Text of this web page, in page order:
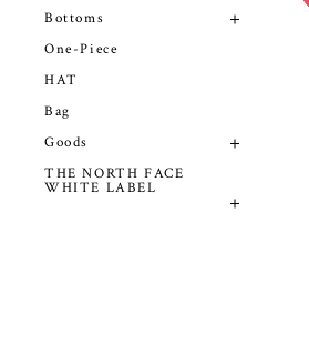
Bottoms
One-Piece
HAT
Bag
Goods
THE NORTH FACE
WHITE LABEL